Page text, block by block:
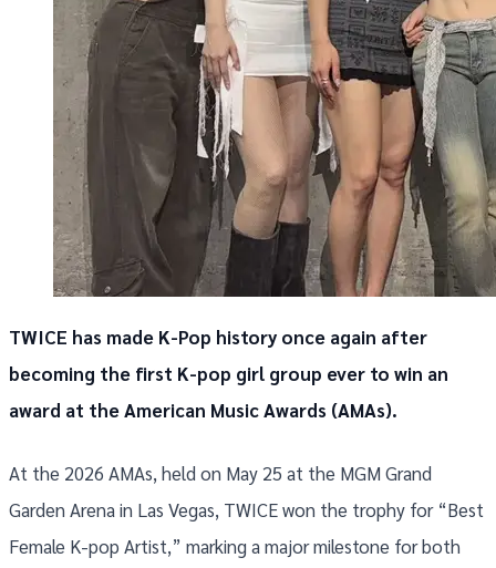
TWICE has made K-Pop history once again after
becoming the first K-pop girl group ever to win an
award at the American Music Awards (AMAs).
At the 2026 AMAs, held on May 25 at the MGM Grand
Garden Arena in Las Vegas, TWICE won the trophy for “Best
Female K-pop Artist,” marking a major milestone for both